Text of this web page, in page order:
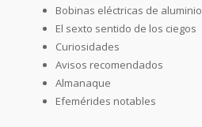
Bobinas eléctricas de aluminio
El sexto sentido de los ciegos
Curiosidades
Avisos recomendados
Almanaque
Efemérides notables